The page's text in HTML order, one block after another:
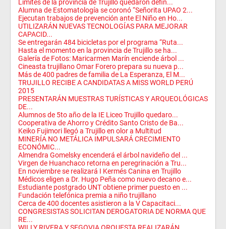
Límites de la provincia de Trujillo quedaron defin...
Alumna de Estomatología se coronó “Señorita UPAO 2...
Ejecutan trabajos de prevención ante El Niño en Ho...
UTILIZARÁN NUEVAS TECNOLOGÍAS PARA MEJORAR
CAPACID...
Se entregarán 484 bicicletas por el programa “Ruta...
Hasta el momento en la provincia de Trujillo se ha...
Galería de Fotos: Maricarmen Marín enciende árbol ...
Cineasta trujillano Omar Forero prepara su nueva p...
Más de 400 padres de familia de La Esperanza, El M...
TRUJILLO RECIBE A CANDIDATAS A MISS WORLD PERÚ
2015
PRESENTARÁN MUESTRAS TURÍSTICAS Y ARQUEOLÓGICAS
DE...
Alumnos de 5to año de la IE Liceo Trujillo quedaro...
Cooperativa de Ahorro y Crédito Santo Cristo de Ba...
Keiko Fujimori llegó a Trujillo en olor a Multitud
MINERÍA NO METÁLICA IMPULSARÁ CRECIMIENTO
ECONÓMIC...
Almendra Gomelsky encenderá el árbol navideño del ...
Virgen de Huanchaco retorna en peregrinación a Tru...
En noviembre se realizará I Kermés Canina en Trujillo
Médicos eligen a Dr. Hugo Peña como nuevo decano e...
Estudiante postgrado UNT obtiene primer puesto en ...
Fundación telefónica premia a niño trujillano
Cerca de 400 docentes asistieron a la V Capacitaci...
CONGRESISTAS SOLICITAN DEROGATORIA DE NORMA QUE
RE...